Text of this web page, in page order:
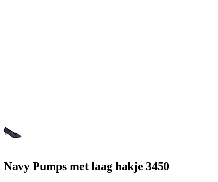
Navy Pumps met laag hakje 3450